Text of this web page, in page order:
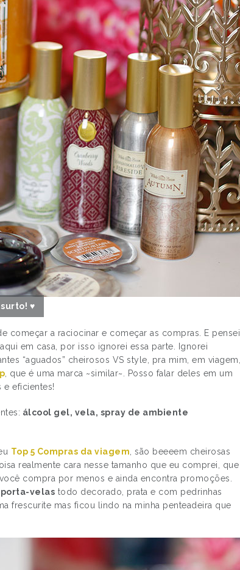
surto! ♥
começar a raciocinar e começar as compras. E pensei
aqui em casa, por isso ignorei essa parte. Ignorei
“aguados” cheirosos VS style, pra mim, em viagem,
, que é uma marca ~similar~. Posso falar deles em um
e eficientes!
álcool gel, vela, spray de ambiente
Top 5 Compras da viagem , são beeeem cheirosas
realmente cara nesse tamanho que eu comprei, que
compra por menos e ainda encontra promoções.
porta-velas todo decorado, prata e com pedrinhas
frescurite mas ficou lindo na minha penteadeira que